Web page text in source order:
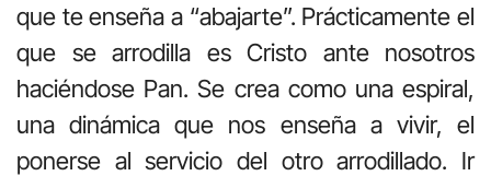
que te enseña a “abajarte”. Prácticamente el
que se arrodilla es Cristo ante nosotros
haciéndose Pan. Se crea como una espiral,
una dinámica que nos enseña a vivir, el
ponerse al servicio del otro arrodillado. Ir